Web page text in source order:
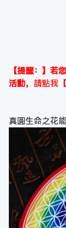
【提醒：】若
活動， 請點我
真圓生命之花